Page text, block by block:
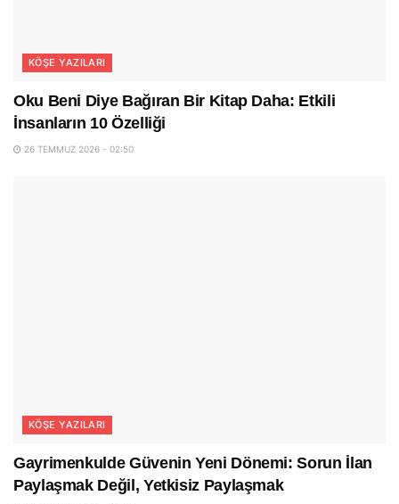
KÖŞE YAZILARI
Oku Beni Diye Bağıran Bir Kitap Daha: Etkili
İnsanların 10 Özelliği
26 TEMMUZ 2026 - 02:50
KÖŞE YAZILARI
Gayrimenkulde Güvenin Yeni Dönemi: Sorun İlan
Paylaşmak Değil, Yetkisiz Paylaşmak